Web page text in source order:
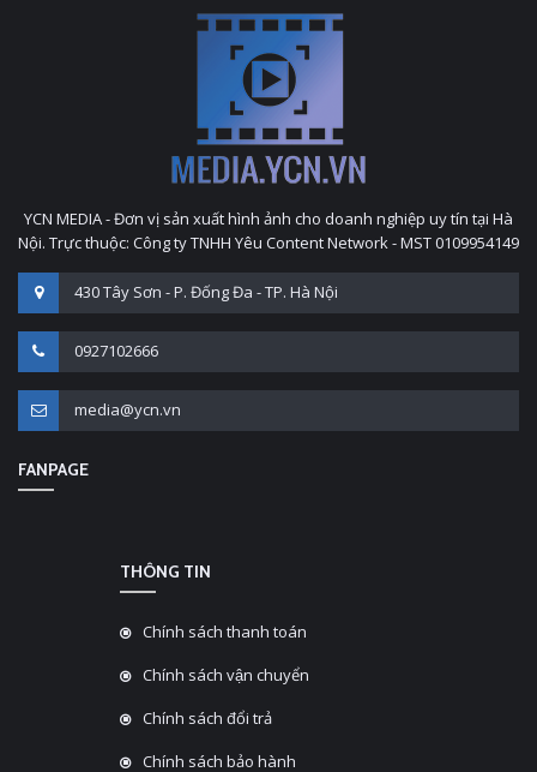
YCN MEDIA - Đơn vị sản xuất hình ảnh cho doanh nghiệp uy tín tại Hà
Nội. Trực thuộc: Công ty TNHH Yêu Content Network - MST 0109954149
430 Tây Sơn - P. Đống Đa - TP. Hà Nội
0927102666
media@ycn.vn
FANPAGE
THÔNG TIN
Chính sách thanh toán
Chính sách vận chuyển
Chính sách đổi trả
Chính sách bảo hành